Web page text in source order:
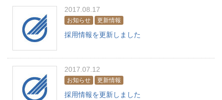
2017.08.17
お知らせ 更新情報
採用情報を更新しました
2017.07.12
お知らせ 更新情報
採用情報を更新しました